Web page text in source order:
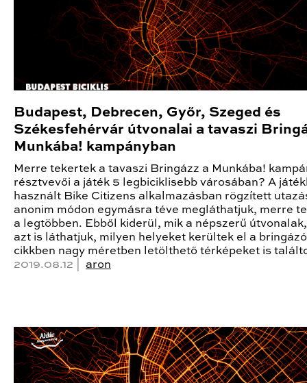
Budapest, Debrecen, Győr, Szeged és
Székesfehérvár útvonalai a tavaszi
Munkába! kampányban
Merre tekertek a tavaszi Bringázz a Munkába!
résztvevői a játék 5 legbiciklisebb városában? A
használt Bike Citizens alkalmazásban rögzített
anonim módon egymásra téve megláthatjuk, merre
a legtöbben. Ebből kiderül, mik a népszerű
azt is láthatjuk, milyen helyeket kerültek el a
cikkben nagy méretben letölthető térképeket is
2019.08.12 | aron